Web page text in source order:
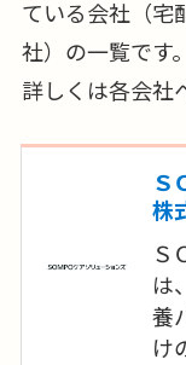
ている会社（宅
社）の一覧です。
詳しくは各会社
Ｓ
株
Ｓ
は
養
け